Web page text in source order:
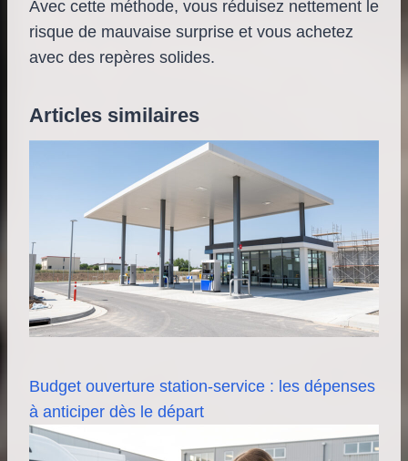
Avec cette méthode, vous réduisez nettement le
risque de mauvaise surprise et vous achetez
avec des repères solides.
Articles similaires
Budget ouverture station-service : les dépenses
à anticiper dès le départ